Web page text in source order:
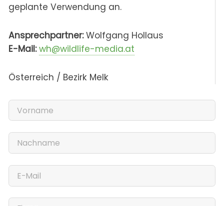
geplante Verwendung an.
Ansprechpartner:Wolfgang Hollaus
E-Mail: wh@wildlife-media.at
Österreich / Bezirk Melk